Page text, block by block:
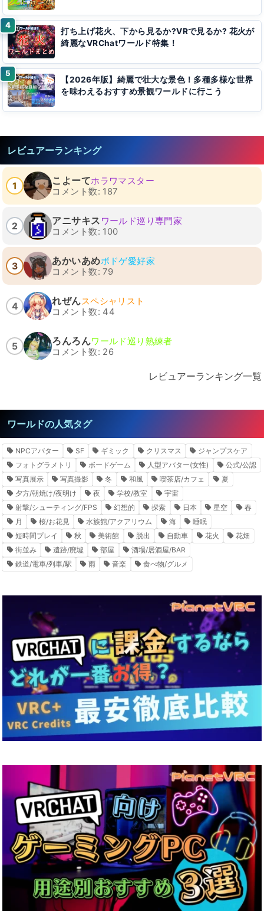
打ち上げ花火、下から見るか?VRで見るか? 花火が
綺麗なVRChatワールド特集！
【2026年版】綺麗で壮大な景色！多種多様な世界
を味わえるおすすめ景観ワールドに行こう
レビュアーランキング
1 こよーてホラワマスター
コメント数: 187
2 アニサキス ワールド巡り専門家
コメント数: 100
3 あかいあめボドゲ愛好家
コメント数: 79
4 れぜんスペシャリスト
コメント数: 44
5 ろんろんワールド巡り熟練者
コメント数: 26
レビュアーランキング一覧
ワールドの人気タグ
NPCアバター SF ギミック クリスマス
ジャンプスケア
フォトグラメトリ
ボードゲーム 人型アバター(女性)
公式/公認
写真展示
写真撮影 冬 和風 喫茶店/カフェ
夏
夕方/朝焼け/夜明け
夜 学校/教室
宇宙
射撃/シューティング/FPS
幻想的 探索 日本 星空
春
月
桜/お花見 水族館/アクアリウム 海
睡眠
短時間プレイ
秋 美術館 脱出 自動車 花火
花畑
街並み
遺跡/廃墟 部屋
酒場/居酒屋/BAR
鉄道/電車/列車/駅
雨 音楽 食べ物/グルメ